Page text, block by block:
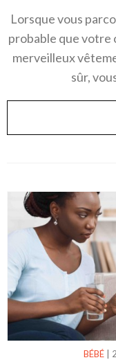
Lorsque vous
probable que votre
merveilleux
sûr,
BÉBÉ |